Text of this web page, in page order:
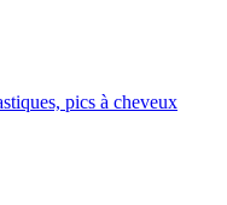
pics à cheveux